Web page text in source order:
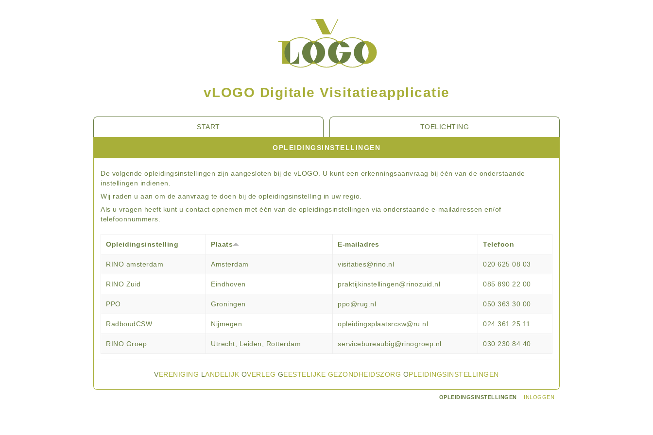
vLOGO Digitale Visitatieapplicatie
H
START TOELICHTING
OPLEIDINGSINSTELLINGEN
De volgende opleidingsinstellingen zijn aangesloten bij de vLOGO. U kunt een erkenningsaanvraag bij één van de onderstaande
instellingen indienen.
Wij raden u aan om de aanvraag te doen bij de opleidingsinstelling in uw regio.
Als u vragen heeft kunt u contact opnemen met één van de opleidingsinstellingen via onderstaande e-mailadressen en/of
telefoonnummers.
Opleidingsinstelling Plaats E-mailadres Telefoon
RINO amsterdam Amsterdam visitaties@rino.nl 020 625 08 03
RINO Zuid Eindhoven praktijkinstellingen@rinozuid.nl 085 890 22 00
PPO Groningen ppo@rug.nl 050 363 30 00
RadboudCSW Nijmegen opleidingsplaatsrcsw@ru.nl 024 361 25 11
RINO Groep Utrecht, Leiden, Rotterdam servicebureaubig@rinogroep.nl 030 230 84 40
VERENIGING LANDELIJK OVERLEG GEESTELIJKE GEZONDHEIDSZORG OPLEIDINGSINSTELLINGEN
OPLEIDINGSINSTELLINGEN INLOGGEN